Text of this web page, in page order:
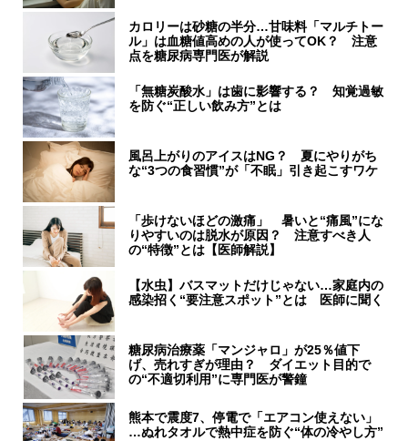
カロリーは砂糖の半分…甘味料「マルチトー
ル」は血糖値高めの人が使ってOK？ 注意
点を糖尿病専門医が解説
「無糖炭酸水」は歯に影響する？ 知覚過敏
を防ぐ“正しい飲み方”とは
風呂上がりのアイスはNG？ 夏にやりがち
な“3つの食習慣”が「不眠」引き起こすワケ
「歩けないほどの激痛」 暑いと“痛風”にな
りやすいのは脱水が原因？ 注意すべき人
の“特徴”とは【医師解説】
【水虫】バスマットだけじゃない…家庭内の
感染招く“要注意スポット”とは 医師に聞く
糖尿病治療薬「マンジャロ」が25％値下
げ、売れすぎが理由？ ダイエット目的で
の“不適切利用”に専門医が警鐘
熊本で震度7、停電で「エアコン使えない」
…ぬれタオルで熱中症を防ぐ“体の冷やし方”